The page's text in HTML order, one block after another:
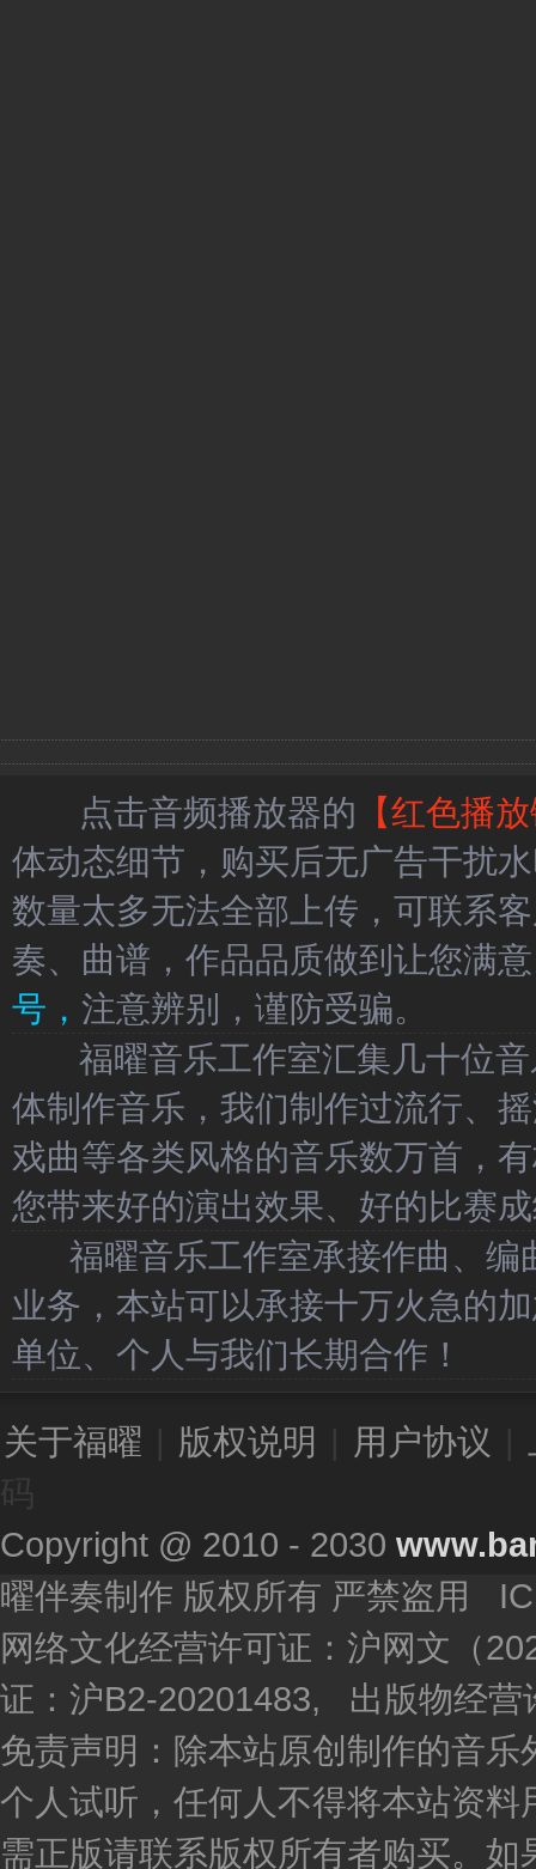
点击音频播放器的 【红色播
体动态细节，购买后无广告干扰
数量太多无法全部上传，可联系
奏、曲谱，作品品质做到让您满
号， 注意辨别，谨防受骗。
福曜音乐工作室汇集几十位音
体制作音乐，我们制作过流行、
戏曲等各类风格的音乐数万首，
您带来好的演出效果、好的比赛
福曜音乐工作室承接作曲、编
业务，本站可以承接十万火急的
单位、个人与我们长期合作！
关于福曜 版权说明 用户协议
Copyright @ 2010 - 2030
曜伴奏制作 版权所有 严禁盗用
网络文化经营许可证：沪网文（
证：沪B2-20201483, 出版物经营
免责声明：除本站原创制作的音
个人试听，任何人不得将本站资
需正版请联系版权所有者购买。